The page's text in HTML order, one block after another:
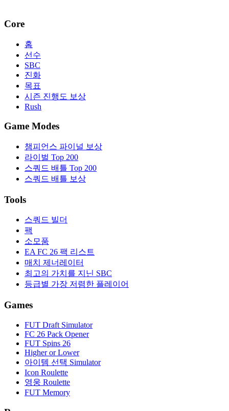
Core
홈
선수
SBC
진화
목표
시즌 진행도 보상
Rush
Game Modes
챔피언스 파이널 보상
라이벌 Top 200
스쿼드 배틀 Top 200
스쿼드 배틀 보상
Tools
스쿼드 빌더
팩
소모품
EA FC 26 팩 리스트
매치 제너레이터
최고의 가치를 지닌 SBC
등급별 가장 저렴한 플레이어
Games
FUT Draft Simulator
FC 26 Pack Opener
FUT Spins 26
Higher or Lower
아이템 선택 Simulator
Icon Roulette
영웅 Roulette
FUT Memory